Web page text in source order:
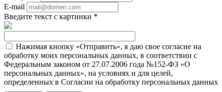
E-mail
Введите текст с картинки *
Нажимая кнопку «Отправить», я даю свое согласие на
обработку моих персональных данных, в соответствии с
Федеральным законом от 27.07.2006 года №152-ФЗ «О
персональных данных», на условиях и для целей,
определенных в Согласии на обработку персональных данных